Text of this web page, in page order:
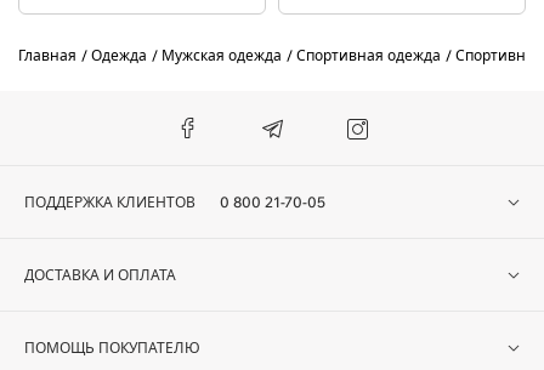
Главная Одежда Мужская одежда Спортивная одежда
ПОДДЕРЖКА КЛИЕНТОВ 0 800 21-70-05
ДОСТАВКА И ОПЛАТА
ПОМОЩЬ ПОКУПАТЕЛЮ